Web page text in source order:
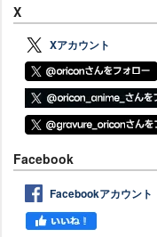
X
Xアカウント
Facebook
Facebookアカウント